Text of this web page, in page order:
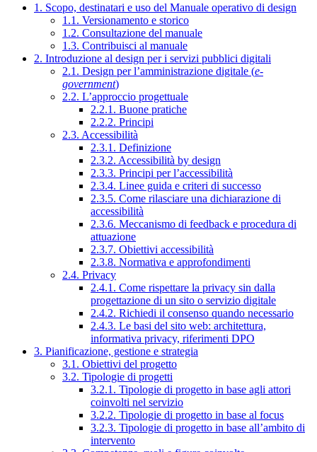
1. Scopo, destinatari e uso del Manuale operativo di design
1.1. Versionamento e storico
1.2. Consultazione del manuale
1.3. Contribuisci al manuale
2. Introduzione al design per i servizi pubblici digitali
2.1. Design per l’amministrazione digitale (e-
government)
2.2. L’approccio progettuale
2.2.1. Buone pratiche
2.2.2. Principi
2.3. Accessibilità
2.3.1. Definizione
2.3.2. Accessibilità by design
2.3.3. Principi per l’accessibilità
2.3.4. Linee guida e criteri di successo
2.3.5. Come rilasciare una dichiarazione di
accessibilità
2.3.6. Meccanismo di feedback e procedura di
attuazione
2.3.7. Obiettivi accessibilità
2.3.8. Normativa e approfondimenti
2.4. Privacy
2.4.1. Come rispettare la privacy sin dalla
progettazione di un sito o servizio digitale
2.4.2. Richiedi il consenso quando necessario
2.4.3. Le basi del sito web: architettura,
informativa privacy, riferimenti DPO
3. Pianificazione, gestione e strategia
3.1. Obiettivi del progetto
3.2. Tipologie di progetti
3.2.1. Tipologie di progetto in base agli attori
coinvolti nel servizio
3.2.2. Tipologie di progetto in base al focus
3.2.3. Tipologie di progetto in base all’ambito di
intervento